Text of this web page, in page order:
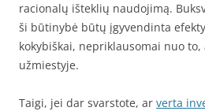
racionalų išteklių naudojimą.
ši būtinybė būtų įgyvendinta
kokybiškai, nepriklausomai nuo
užmiestyje.
Taigi, jei dar svarstote, ar verta